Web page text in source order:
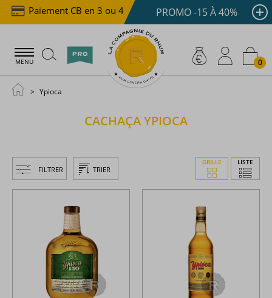
Paiement CB en 3 ou 4x dès 100 € Livraison
PROMO -15 À 40%
MENU 0
Ypioca
CACHAÇAYPIOCA
FILTRER TRIER
GRILLE LISTE